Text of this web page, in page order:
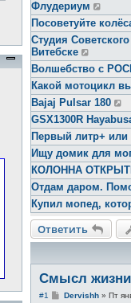
Флудериум
Посоветуйте
Студия
Витебске
Волшебство с
Какой мотоцикл
Bajaj Pulsar 180
GSX1300R
Первый литр+ или
Ищу домик для
КОЛОННА
Отдам даром.
Купил мопед,
Ответить
Смысл жизни
#1
СDervishh» Пт